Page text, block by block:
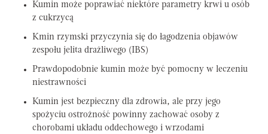
Kumin może poprawiać niektóre parametry krwi u osób
z cukrzycą
Kmin rzymski przyczynia się do łagodzenia objawów
zespołu jelita drażliwego (IBS)
Prawdopodobnie kumin może być pomocny w leczeniu
niestrawności
Kumin jest bezpieczny dla zdrowia, ale przy jego
spożyciu ostrożność powinny zachować osoby z
chorobami układu oddechowego i wrzodami